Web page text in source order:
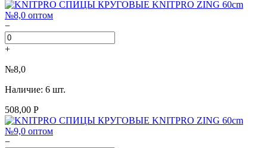
−
+
№8,0
Наличие: 6 шт.
508,00 Р
−